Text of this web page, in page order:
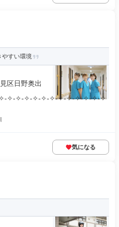
すい環境
区日野奥出
✧-✧-✧-✧-✧-✧-✧-✧-✧-✧-✧-✧-✧
気になる